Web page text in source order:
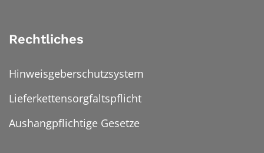
Rechtliches
Hinweisgeberschutzsystem
Lieferkettensorgfaltspflicht
Aushangpflichtige Gesetze